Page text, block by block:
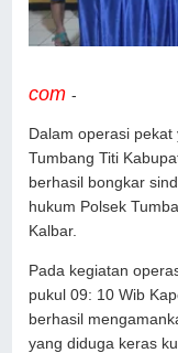
com-
Dalam operasi
Tumbang Titi
berhasil bongkar
hukum Polsek
Kalbar.
Pada kegiatan
pukul 09: 10 Wib
berhasil
yang diduga keras